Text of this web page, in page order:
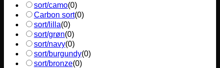
sort/camo(0)
Carbon sort(0)
sort/lilla(0)
sort/grøn(0)
sort/navy(0)
sort/burgundy(0)
sort/bronze(0)